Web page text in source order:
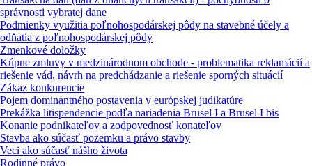
správnosti vybratej dane
Podmienky využitia poľnohospodárskej pôdy na stavebné účely a
odňatia z poľnohospodárskej pôdy
Zmenkové doložky
Kúpne zmluvy v medzinárodnom obchode - problematika reklamácií a
riešenie vád, návrh na predchádzanie a riešenie sporných situácií
Zákaz konkurencie
Pojem dominantného postavenia v európskej judikatúre
Prekážka litispendencie podľa nariadenia Brusel I a Brusel I bis
Konanie podnikateľov a zodpovednosť konateľov
Stavba ako súčasť pozemku a právo stavby
Veci ako súčasť nášho života
Rodinné právo